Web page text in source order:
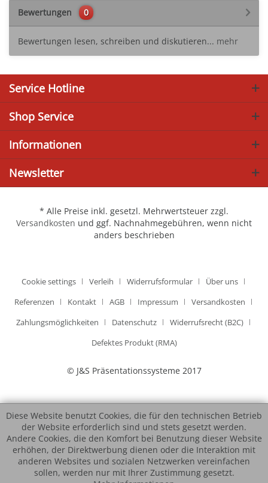
Bewertungen 0
Bewertungen lesen, schreiben und diskutieren... mehr
Service Hotline
Shop Service
Informationen
Newsletter
* Alle Preise inkl. gesetzl. Mehrwertsteuer zzgl.
Versandkosten und ggf. Nachnahmegebühren, wenn nicht
anders beschrieben
Cookie settings Verleih Widerrufsformular
Über uns
Referenzen
Kontakt AGB Impressum
Versandkosten
Zahlungsmöglichkeiten
Datenschutz
Widerrufsrecht (B2C)
Defektes Produkt (RMA)
© J&S Präsentationssysteme 2017
Diese Website benutzt Cookies, die für den technischen Betrieb
der Website erforderlich sind und stets gesetzt werden.
Andere Cookies, die den Komfort bei Benutzung dieser Website
erhöhen, der Direktwerbung dienen oder die Interaktion mit
anderen Websites und sozialen Netzwerken vereinfachen
sollen, werden nur mit Ihrer Zustimmung gesetzt.